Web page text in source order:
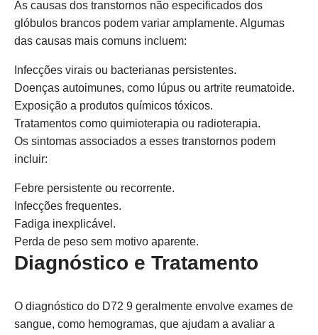
As causas dos transtornos não especificados dos
glóbulos brancos podem variar amplamente. Algumas
das causas mais comuns incluem:
Infecções virais ou bacterianas persistentes.
Doenças autoimunes, como lúpus ou artrite reumatoide.
Exposição a produtos químicos tóxicos.
Tratamentos como quimioterapia ou radioterapia.
Os sintomas associados a esses transtornos podem
incluir:
Febre persistente ou recorrente.
Infecções frequentes.
Fadiga inexplicável.
Perda de peso sem motivo aparente.
Diagnóstico e Tratamento
O diagnóstico do D72 9 geralmente envolve exames de
sangue, como hemogramas, que ajudam a avaliar a